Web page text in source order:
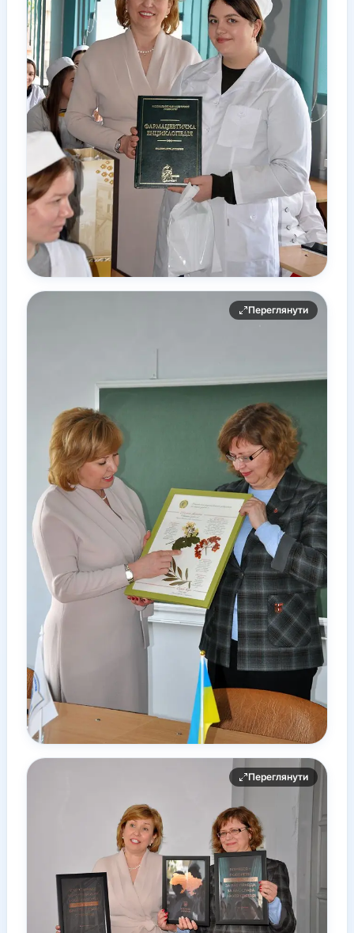
Переглянути
Переглянути